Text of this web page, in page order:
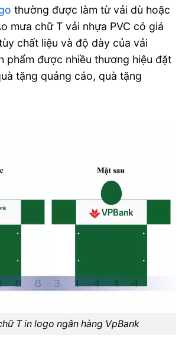
thường được làm từ vải dù hoặc
mưa chữ T vải nhựa PVC có giá
chất liệu và độ dày của vải
phẩm được nhiều thương hiệu đặt
tặng quảng cáo, quà tặng
T in logo ngân hàng VpBank